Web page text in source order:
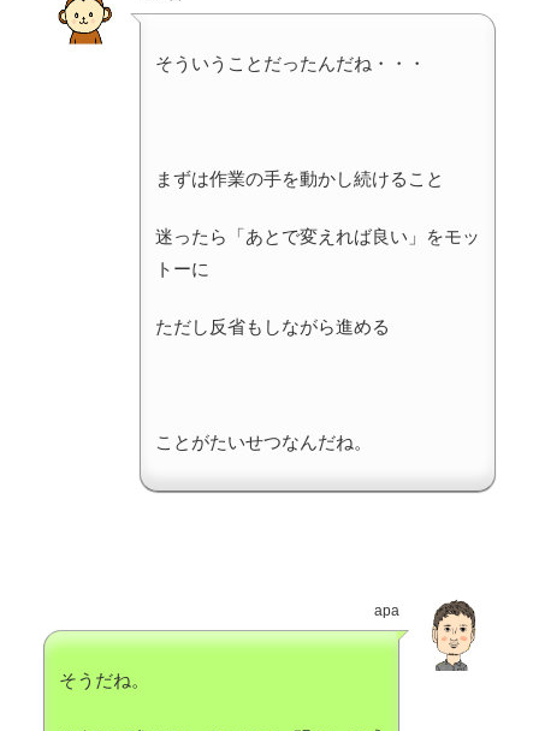
そういうことだったんだね・・・
まずは作業の手を動かし続けること
迷ったら「あとで変えれば良い」をモッ
トーに
ただし反省もしながら進める
ことがたいせつなんだね。
apa
そうだね。